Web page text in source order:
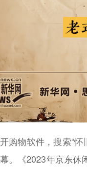
物软件，搜索“怀
。《2023年京东休